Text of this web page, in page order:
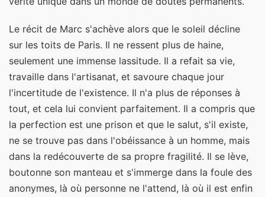
Le récit de Marc s'achève alors que le soleil décline
sur les toits de Paris. Il ne ressent plus de haine,
seulement une immense lassitude. Il a refait sa vie,
travaille dans l'artisanat, et savoure chaque jour
l'incertitude de l'existence. Il n'a plus de réponses à
tout, et cela lui convient parfaitement. Il a compris que
la perfection est une prison et que le salut, s'il existe,
ne se trouve pas dans l'obéissance à un homme, mais
dans la redécouverte de sa propre fragilité. Il se lève,
boutonne son manteau et s'immerge dans la foule des
anonymes, là où personne ne l'attend, là où il est enfin